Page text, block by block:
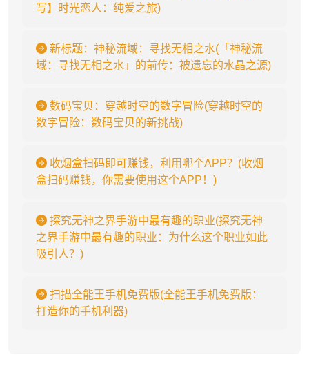
写】时光恋人：纯爱之旅)
新标题：神秘流域：寻找无相之水(「神秘流
域：寻找无相之水」的前传：被遗忘的水晶之源)
数码宝贝：穿越时空的数字冒险(穿越时空的
数字冒险：数码宝贝的新挑战)
收烟盒扫码即可赚钱，利用哪个APP？(收烟
盒扫码赚钱，你需要使用这个APP！)
探究无神之界手游中最有趣的职业(探究无神
之界手游中最有趣的职业：为什么这个职业如此
吸引人？)
扫描全能王手机免费版(全能王手机免费版：
打造你的手机利器)